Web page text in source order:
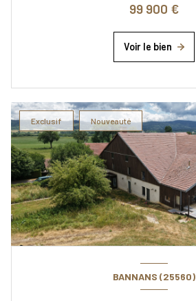
99 900 €
Voir le bien
Exclusif Nouveauté
BANNANS (25560)